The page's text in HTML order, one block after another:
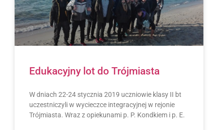
Edukacyjny lot do Trójmiasta
W dniach 22-24 stycznia 2019 uczniowie klasy II bt
uczestniczyli w wycieczce integracyjnej w rejonie
Trójmiasta. Wraz z opiekunami p. P. Kondkiem i p. E.